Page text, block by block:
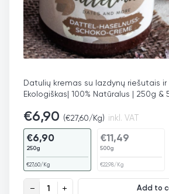
Datulių kremas su lazdynų riešutais ir
Ekologiškas| 100% Natūralus | 250g &
€6,90 (€27,60/Kg) inkl. VAT
€6,90
250g
€27,60/Kg
€11,49
500g
€22,98/Kg
Datulių kremas su lazdynų riešutais
Add to